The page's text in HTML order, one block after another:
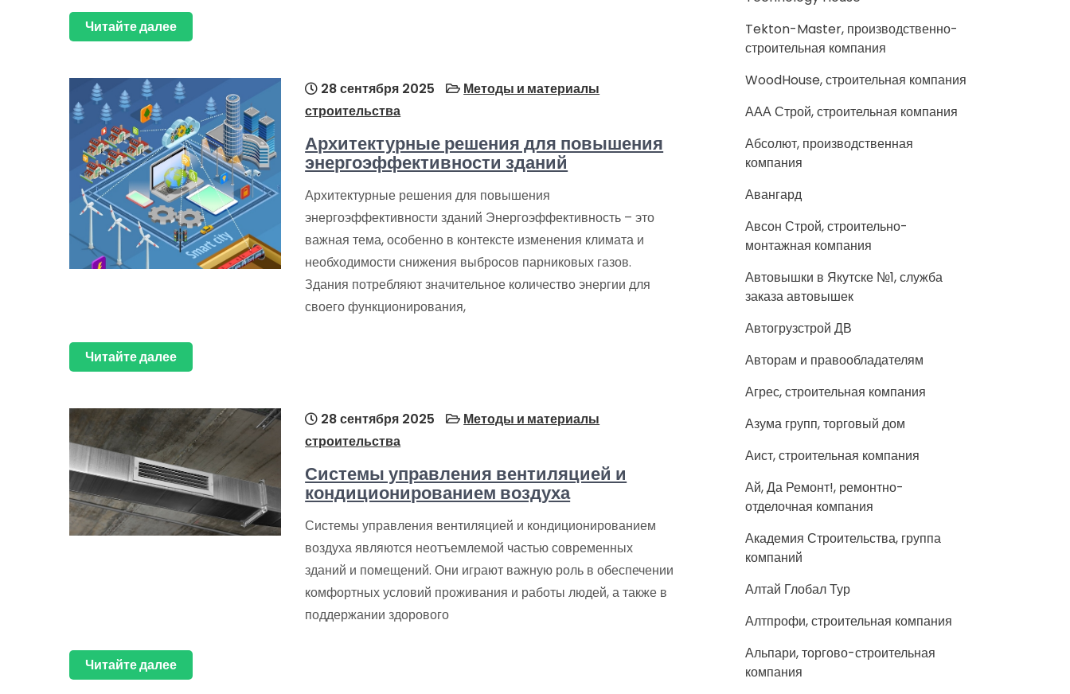
Читайте далее
28 сентября 2025
Методы и материалы
строительства
Архитектурные решения для повышения
энергоэффективности зданий
Архитектурные решения для повышения
энергоэффективности зданий Энергоэффективность – это
важная тема, особенно в контексте изменения климата и
необходимости снижения выбросов парниковых газов.
Здания потребляют значительное количество энергии для
своего функционирования,
Читайте далее
28 сентября 2025
Методы и материалы
строительства
Системы управления вентиляцией и
кондиционированием воздуха
Системы управления вентиляцией и кондиционированием
воздуха являются неотъемлемой частью современных
зданий и помещений. Они играют важную роль в обеспечении
комфортных условий проживания и работы людей, а также в
поддержании здорового
Читайте далее
Tekton-Master, производственно-
строительная компания
WoodHouse, строительная компания
ААА Строй, строительная компания
Абсолют, производственная
компания
Авангард
Авсон Строй, строительно-
монтажная компания
Автовышки в Якутске №1, служба
заказа автовышек
Автогрузстрой ДВ
Авторам и правообладателям
Агрес, строительная компания
Азума групп, торговый дом
Аист, строительная компания
Ай, Да Ремонт!, ремонтно-
отделочная компания
Академия Строительства, группа
компаний
Алтай Глобал Тур
Алтпрофи, строительная компания
Альпари, торгово-строительная
компания